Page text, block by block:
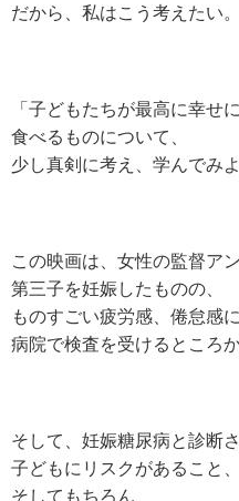
だから、私はこう考えたい。
「子どもたちが最高に幸せ
食べるものについて、
少し真剣に考え、学んでみ
この映画は、女性の監督ア
第三子を妊娠したものの、
ものすごい疲労感、倦怠感
病院で検査を受けるところ
そして、妊娠糖尿病と診断さ
子どもにリスクがあること、
そしてもちろん